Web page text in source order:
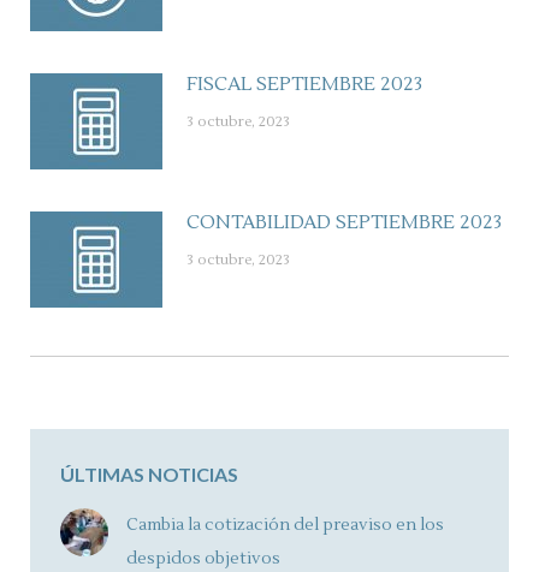
FISCAL SEPTIEMBRE 2023
3 octubre, 2023
CONTABILIDAD SEPTIEMBRE 2023
3 octubre, 2023
ÚLTIMAS NOTICIAS
Cambia la cotización del preaviso en los
despidos objetivos